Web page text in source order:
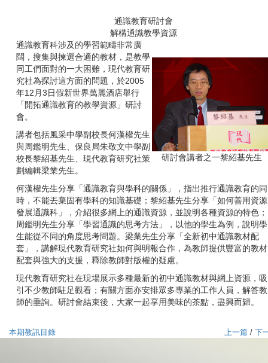
通識教育研討會
解構通識教學資源
通識教育科涉及的學習範疇非常廣
闊，搜集與揀選合適的教材，是教學
同工們面對的一大困難，現代教育研
究社為探討這方面的問題，於2005
年12 月3日假新世界萬麗酒店舉行
「開拓通識教育的教學資源」研討
會。
講者包括風采中學副校長何漢權先生
與周鑑明先生、保良局朱敬文中學副
校長黎紹基先生、現代教育研究社策
劃編輯梁業先生。
研討會講者之一黎紹基先生
何漢權先生分享「通識教育與學科的關係」，指出推行通識教育的同
時，不能丟棄固有學科的知識基礎；黎紹基先生分享「如何善用資源
發展通識科」，介紹很多網上的通識資源，並說明各種資源的特色；
周鑑明先生分享「學習通識的思考方法」，以他的學生為例，說明學
生能從不同的角度思考問題。梁業先生分享「全新初中通識教材配
套」，講解現代教育研究社如何與明報合作，為教師提供豐富的教材
配套與強大的支援，釋除教師對版權的疑慮。
現代教育研究社在現場展示多種最新的初中通識教材與網上資源，吸
引不少教師駐足觀看；有關方面亦安排眾多專業的工作人員，解答教
師的垂詢。研討會結束後，大家一起享用美味的茶點，盡興而歸。
本期教訊目錄 上一篇 / 下